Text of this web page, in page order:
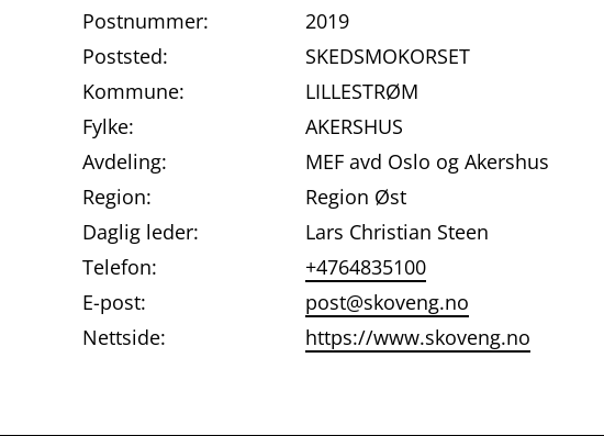
Postnummer:
2019
Poststed:
SKEDSMOKORSET
Kommune:
LILLESTRØM
Fylke:
AKERSHUS
Avdeling:
MEF avd Oslo og Akershus
Region:
Region Øst
Daglig leder:
Lars Christian Steen
Telefon:
+4764835100
E-post:
post@skoveng.no
Nettside:
https://www.skoveng.no